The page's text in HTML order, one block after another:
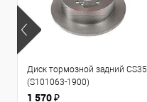
Диск тормозной задний CS35
(S101063-1900)
1 570 ₽